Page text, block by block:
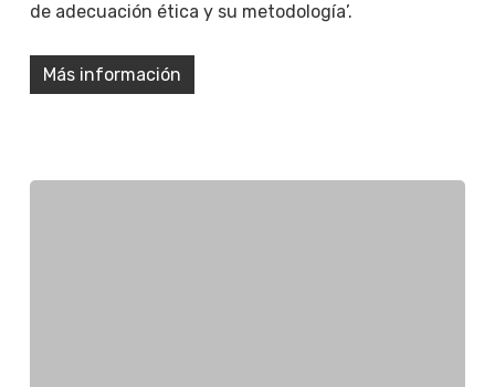
de adecuación ética y su metodología’.
Más información